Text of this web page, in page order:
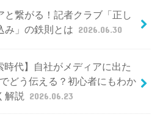
と繋がる！記者クラブ「正し
み」の鉄則とは 2026.06.30
時代】自社がメディアに出た
どう伝える？初心者にもわか
解説
2026.06.23